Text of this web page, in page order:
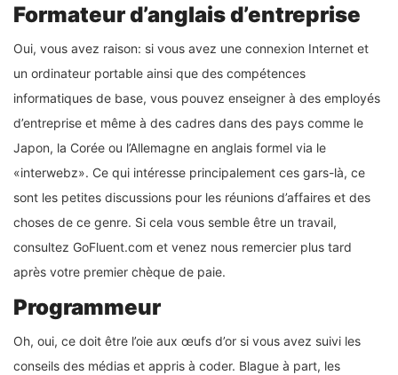
Formateur d’anglais d’entreprise
Oui, vous avez raison: si vous avez une connexion Internet et
un ordinateur portable ainsi que des compétences
informatiques de base, vous pouvez enseigner à des employés
d’entreprise et même à des cadres dans des pays comme le
Japon, la Corée ou l’Allemagne en anglais formel via le
«interwebz». Ce qui intéresse principalement ces gars-là, ce
sont les petites discussions pour les réunions d’affaires et des
choses de ce genre. Si cela vous semble être un travail,
consultez GoFluent.com et venez nous remercier plus tard
après votre premier chèque de paie.
Programmeur
Oh, oui, ce doit être l’oie aux œufs d’or si vous avez suivi les
conseils des médias et appris à coder. Blague à part, les